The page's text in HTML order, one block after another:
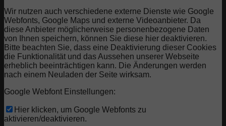
Wir nutzen auch verschiedene externe Dienste wie Google
Webfonts, Google Maps und externe Videoanbieter. Da
diese Anbieter möglicherweise personenbezogene Daten
von Ihnen speichern, können Sie diese hier deaktivieren.
Bitte beachten Sie, dass eine Deaktivierung dieser Cookies
die Funktionalität und das Aussehen unserer Webseite
erheblich beeinträchtigen kann. Die Änderungen werden
nach einem Neuladen der Seite wirksam.
Google Webfont Einstellungen:
Hier klicken, um Google Webfonts zu
aktivieren/deaktivieren.